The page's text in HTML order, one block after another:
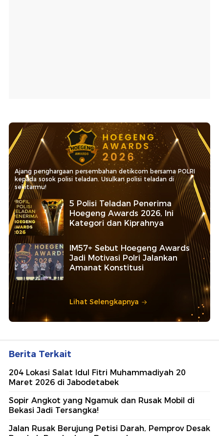
Ajang penghargaan persembahan detikcom bersama POLRI
kepada sosok polisi teladan. Usulkan polisi teladan di
sekitarmu!
5 Polisi Teladan Penerima
Hoegeng Awards 2026, Ini
Kategori dan Kiprahnya
IM57+ Sebut Hoegeng Awards
Jadi Motivasi Polri Jalankan
Amanat Konstitusi
Lihat Selengkapnya
Berita Terkait
204 Lokasi Salat Idul Fitri Muhammadiyah 20
Maret 2026 di Jabodetabek
Sopir Angkot yang Ngamuk dan Rusak Mobil di
Bekasi Jadi Tersangka!
Jalan Rusak Berujung Petisi Darah, Pemprov Desak